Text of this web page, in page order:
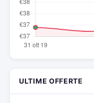
ULTIME OFFERTE